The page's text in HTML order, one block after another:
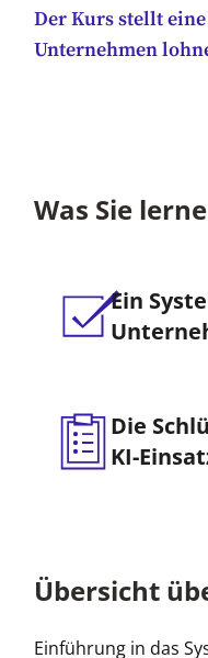
Der Kurs stellt
Unternehmen
Was Sie
Ein
Die
KI-
Übersicht
Einführung in das